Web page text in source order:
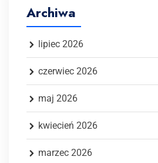
Archiwa
lipiec 2026
czerwiec 2026
maj 2026
kwiecień 2026
marzec 2026